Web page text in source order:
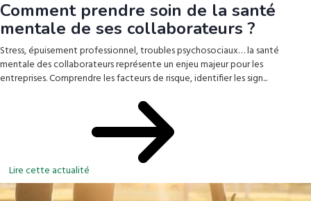
Comment prendre soin de la santé
mentale de ses collaborateurs ?
Stress, épuisement professionnel, troubles psychosociaux… la santé
mentale des collaborateurs représente un enjeu majeur pour les
entreprises. Comprendre les facteurs de risque, identifier les sign...
Lire cette actualité